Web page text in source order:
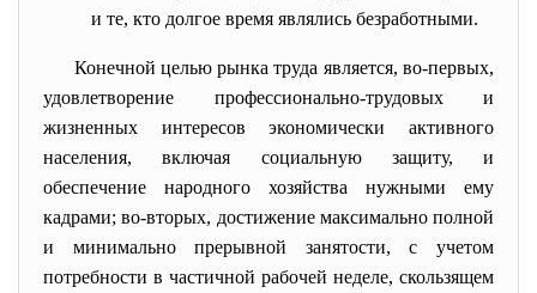
и те, кто долгое время являлись безработными.
Конечной целью рынка труда является, во-первых,
удовлетворение профессионально-трудовых и
жизненных интересов экономически активного
населения, включая социальную защиту, и
обеспечение народного хозяйства нужными ему
кадрами; во-вторых, достижение максимально полной
и минимально прерывной занятости, с учетом
потребности в частичной рабочей неделе, скользящем